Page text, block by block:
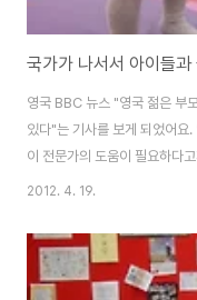
국가가 나서서 아이들
영국 BBC 뉴스 "영국 젊은 부
있다"는 기사를 보게 되었어
이 전문가의 도움이 필요하다
들은 자녀들과의 노는 것 자체
이 캠페인 관계자는 정부가 나
고 촉구하고 나섰어요. 영국
설문 조사를 해 본 결과, 약
2012. 4. 19.